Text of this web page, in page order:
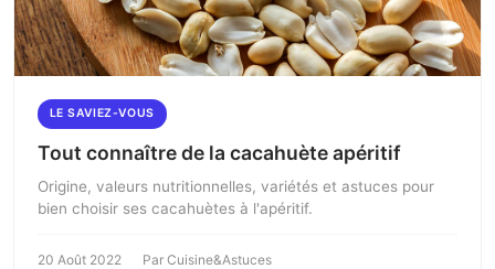
LE SAVIEZ-VOUS
Tout connaître de la cacahuète apéritif
Origine, valeurs nutritionnelles, variétés et astuces pour
bien choisir ses cacahuètes à l'apéritif.
20 Août 2022 Par Cuisine&Astuces